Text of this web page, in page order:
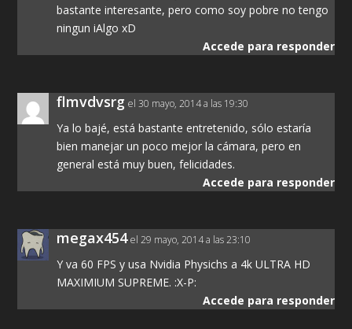
bastante interesante, pero como soy pobre no tengo
ningun iAlgo xD
Accede para responder
flmvdvsrg el 30 mayo, 2014 a las 19:30
Ya lo bajé, está bastante entretenido, sólo estaría
bien manejar un poco mejor la cámara, pero en
general está muy buen, felicidades.
Accede para responder
megax454 el 29 mayo, 2014 a las 23:10
Y va 60 FPS y usa Nvidia Physichs a 4k ULTRA HD
MAXIMIUM SUPREME. :X-P:
Accede para responder